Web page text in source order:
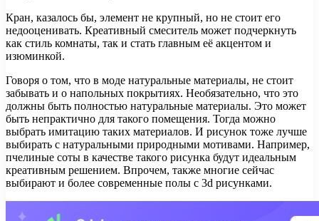
Кран, казалось бы, элемент не крупный, но не стоит его
недооценивать. Креативный смеситель может подчеркнуть
как стиль комнаты, так и стать главным её акцентом и
изюминкой.
Говоря о том, что в моде натуральные материалы, не стоит
забывать и о напольных покрытиях. Необязательно, что это
должны быть полностью натуральные материалы. Это может
быть непрактично для такого помещения. Тогда можно
выбрать имитацию таких материалов. И рисунок тоже лучше
выбирать с натуральными природными мотивами. Например,
пчелиные соты в качестве такого рисунка будут идеальным
креативным решением. Впрочем, также многие сейчас
выбирают и более современные полы с 3d рисунками.